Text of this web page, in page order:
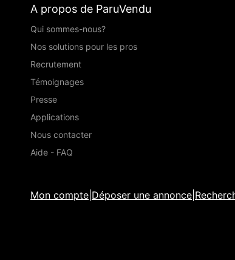
A propos de ParuVendu
Qui sommes-nous?
Nos solutions pour les pros
Recrutement
Témoignages
Presse
Applications
Nous contacter
Aide - FAQ
Mon compte Déposer une annonce